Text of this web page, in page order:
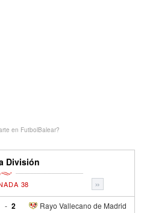
en FutbolBalear?
División
»
38
- Rayo Vallecano de Madrid
2